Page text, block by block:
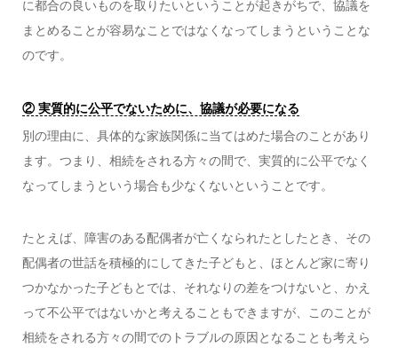
に都合の良いものを取りたいということが起きがちで、協議を
まとめることが容易なことではなくなってしまうということな
のです。
② 実質的に公平でないために、協議が必要になる
別の理由に、具体的な家族関係に当てはめた場合のことがあり
ます。つまり、相続をされる方々の間で、実質的に公平でなく
なってしまうという場合も少なくないということです。
たとえば、障害のある配偶者が亡くなられたとしたとき、その
配偶者の世話を積極的にしてきた子どもと、ほとんど家に寄り
つかなかった子どもとでは、それなりの差をつけないと、かえ
って不公平ではないかと考えることもできますが、このことが
相続をされる方々の間でのトラブルの原因となることも考えら